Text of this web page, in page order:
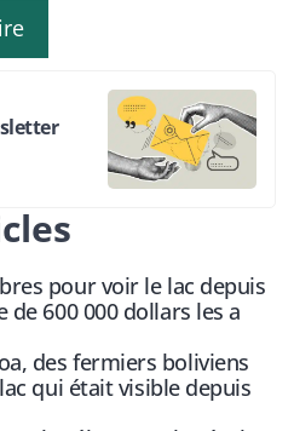
pour voir le lac depuis
de 600 000 dollars les a
des fermiers boliviens
qui était visible depuis